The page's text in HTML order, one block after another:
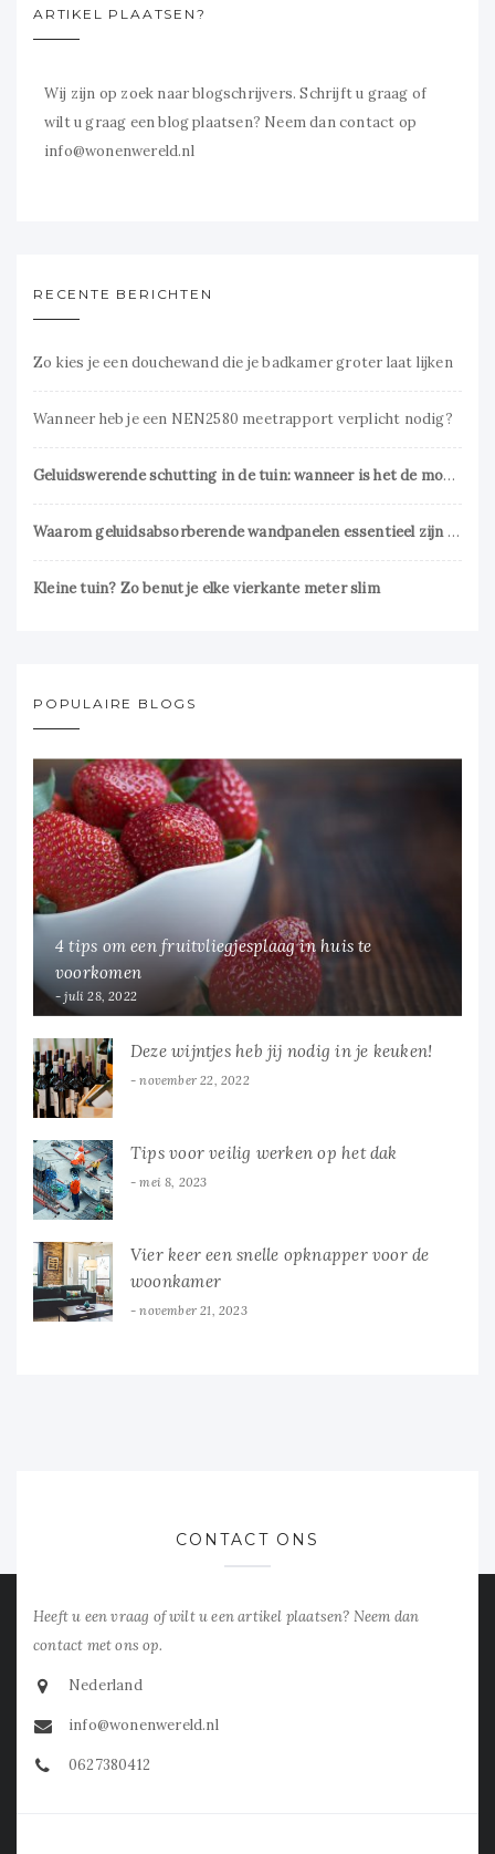
ARTIKEL PLAATSEN?
Wij zijn op zoek naar blogschrijvers. Schrijft u graag of
wilt u graag een blog plaatsen? Neem dan contact op
info@wonenwereld.nl
RECENTE BERICHTEN
Zo kies je een douchewand die je badkamer groter laat lijken
Wanneer heb je een NEN2580 meetrapport verplicht nodig?
Geluidswerende schutting in de tuin: wanneer is het de moeite waard?
Waarom geluidsabsorberende wandpanelen essentieel zijn voor een prettig interieur
Kleine tuin? Zo benut je elke vierkante meter slim
POPULAIRE BLOGS
4 tips om een fruitvliegjesplaag in huis te
voorkomen
juli 28, 2022
Deze wijntjes heb jij nodig in je keuken!
november 22, 2022
Tips voor veilig werken op het dak
mei 8, 2023
Vier keer een snelle opknapper voor de
woonkamer
november 21, 2023
CONTACT ONS
Heeft u een vraag of wilt u een artikel plaatsen? Neem dan
contact met ons op.
Nederland
info@wonenwereld.nl
0627380412